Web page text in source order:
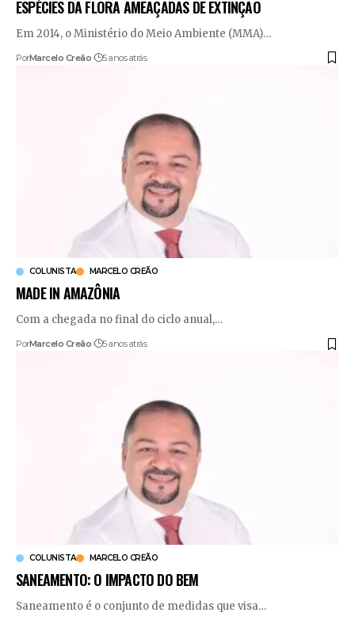
ESPÉCIES DA FLORA AMEAÇADAS DE EXTINÇÃO
Em 2014, o Ministério do Meio Ambiente (MMA)…
PorMarcelo Creão 5 anos atrás
COLUNISTA MARCELO CREÃO
MADE IN AMAZÔNIA
Com a chegada no final do ciclo anual,…
PorMarcelo Creão 5 anos atrás
COLUNISTA MARCELO CREÃO
SANEAMENTO: O IMPACTO DO BEM
Saneamento é o conjunto de medidas que visa…